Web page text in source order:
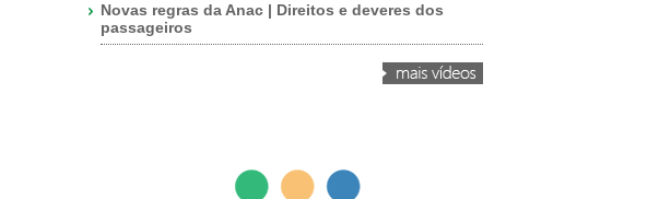
Novas regras da Anac | Direitos e deveres dos
passageiros